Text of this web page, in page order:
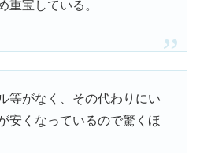
重宝している。
等がなく、その代わりにい
安くなっているので驚くほ